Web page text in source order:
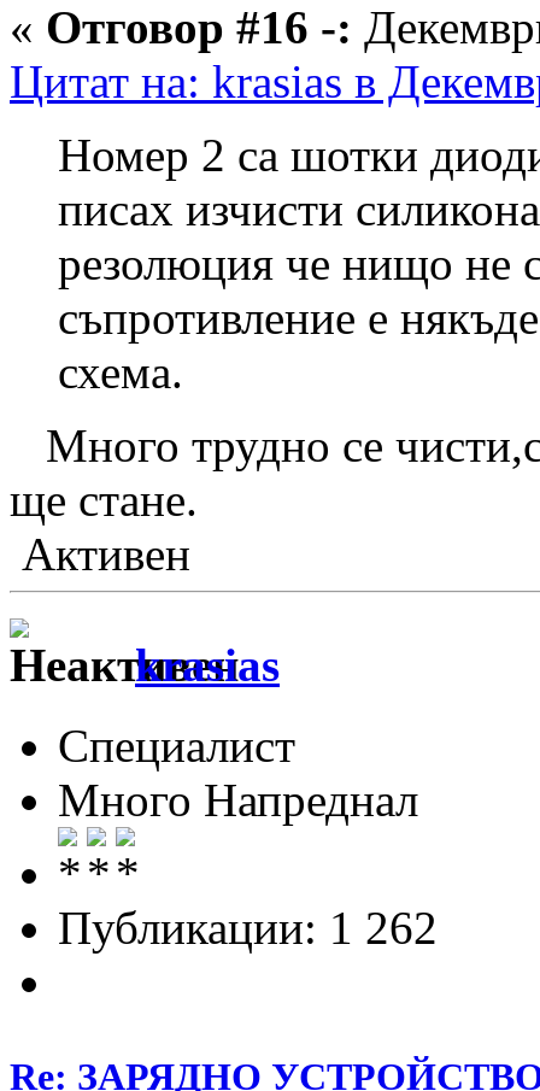
« Отговор #16 -:
Цитат на: krasias в
Номер 2 са шотки
писах изчисти
резолюция че нищо не
съпротивление е
схема.
Много трудно се
ще стане.
Активен
krasias
Специалист
Много Напреднал
Публикации: 1 262
Re: ЗАРЯДНО УСТРОЙСТВО